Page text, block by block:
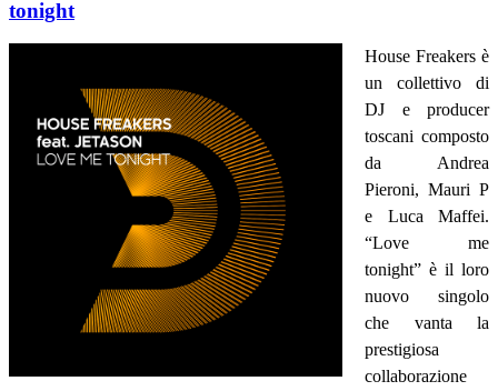
tonight
House Freakers è
un collettivo di
DJ e producer
toscani composto
da Andrea
Pieroni, Mauri P
e Luca Maffei.
“Love me
tonight” è il loro
nuovo singolo
che vanta la
prestigiosa
collaborazione